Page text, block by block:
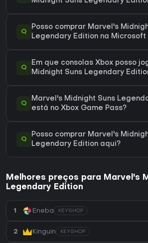
Q
Posso comprar Marvel's
Legendary Edition na Microsoft
Q
Em que consolas Xbox posso
Midnight Suns Legendary
Q
Marvel's Midnight Suns
está no Xbox Game Pass?
Q
Posso comprar Marvel's
Legendary Edition aqui?
Melhores preços para Marvel's
Legendary Edition
1 Eneba KEYSHOP
2 Kinguin KEYSHOP